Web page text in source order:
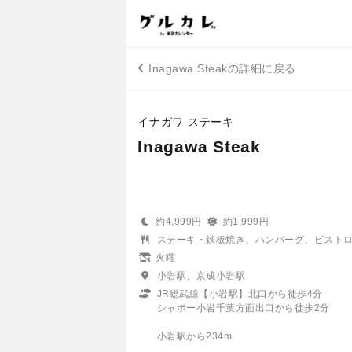
Inagawa Steakの詳細に戻る
イナガワ ステーキ
Inagawa Steak
約4,999円
約1,999円
ステーキ・鉄板焼き、ハンバーグ、ビスト
火曜
小岩駅、京成小岩駅
JR総武線【小岩駅】北口から徒歩4分
シャポー小岩千葉方面出口から徒歩2分
小岩駅から234m